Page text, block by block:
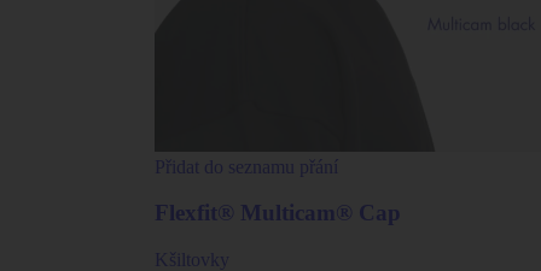
Přidat do seznamu přání
Flexfit® Multicam® Cap
Kšiltovky